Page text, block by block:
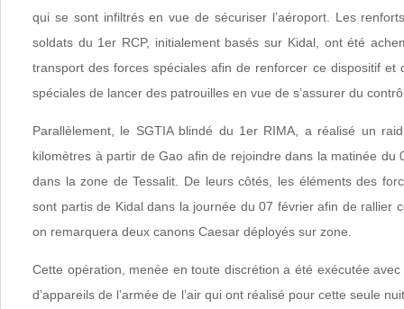
qui se sont infiltrés en vue de sécuriser l’aéroport. Les
soldats du 1er RCP, initialement basés sur Kidal, ont été
transport des forces spéciales afin de renforcer ce dispositif et
spéciales de lancer des patrouilles en vue de s’assurer du
Parallèlement, le SGTIA blindé du 1er RIMA, a réalisé un
kilomètres à partir de Gao afin de rejoindre dans la matinée du
dans la zone de Tessalit. De leurs côtés, les éléments des
sont partis de Kidal dans la journée du 07 février afin de rallier
on remarquera deux canons Caesar déployés sur zone.
Cette opération, menée en toute discrétion a été exécutée avec
d’appareils de l’armée de l’air qui ont réalisé pour cette seule